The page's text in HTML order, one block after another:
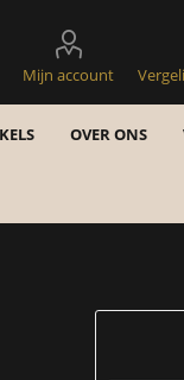
Mijn account
OVER ONS